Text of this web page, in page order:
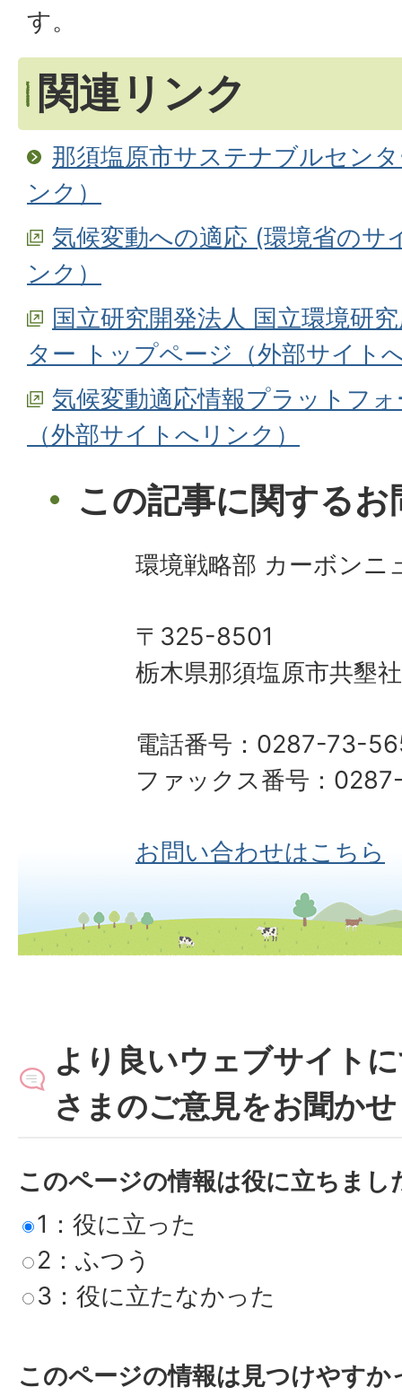
す。
関連リンク
那須塩原市サステナブルセン
ンク）
気候変動への適応 (環境省のサ
ンク）
国立研究開発法人 国立環境研
ター トップページ（外部サイト
気候変動適応情報プラットフ
（外部サイトへリンク）
この記事に関する
環境戦略部 カーボンニ
〒325-8501
栃木県那須塩原市共墾
電話番号：0287-73-
ファックス番号：
お問い合わせはこちら
より良いウェブサイト
さまのご意見をお聞か
このページの情報は役に立ちまし
1：役に立った
2：ふつう
3：役に立たなかった
このページの情報は見つけやすか